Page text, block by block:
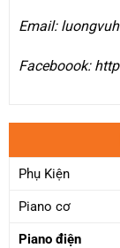
Email:
Faceboook:
Phụ Kiện
Piano cơ
Piano điện